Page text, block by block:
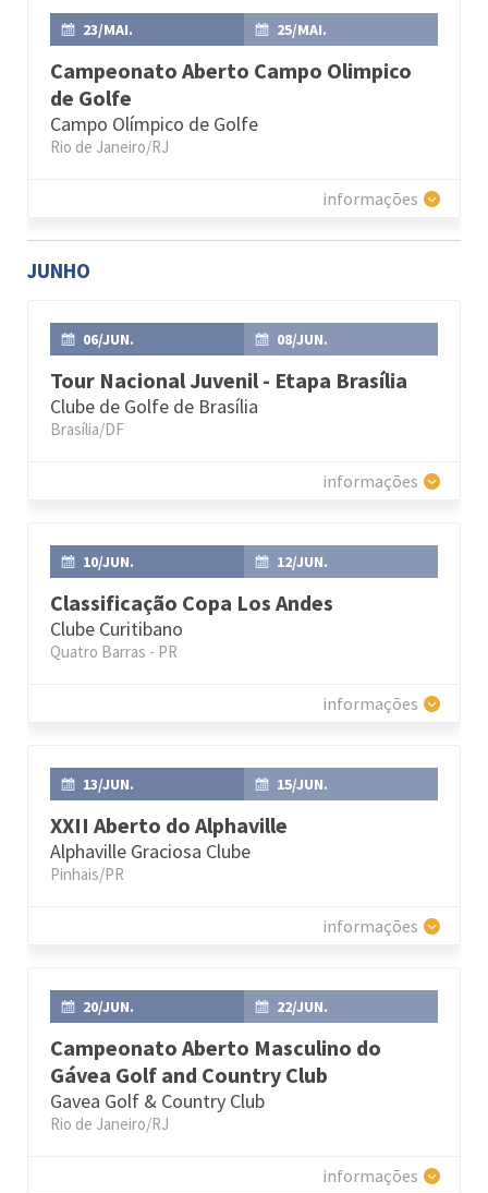
23/MAI. 25/MAI.
Campeonato Aberto Campo Olimpico
de Golfe
Campo Olímpico de Golfe
Rio de Janeiro/RJ
informações
JUNHO
06/JUN. 08/JUN.
Tour Nacional Juvenil - Etapa Brasília
Clube de Golfe de Brasília
Brasília/DF
informações
10/JUN. 12/JUN.
Classificação Copa Los Andes
Clube Curitibano
Quatro Barras - PR
informações
13/JUN. 15/JUN.
XXII Aberto do Alphaville
Alphaville Graciosa Clube
Pinhais/PR
informações
20/JUN. 22/JUN.
Campeonato Aberto Masculino do
Gávea Golf and Country Club
Gavea Golf & Country Club
Rio de Janeiro/RJ
informações